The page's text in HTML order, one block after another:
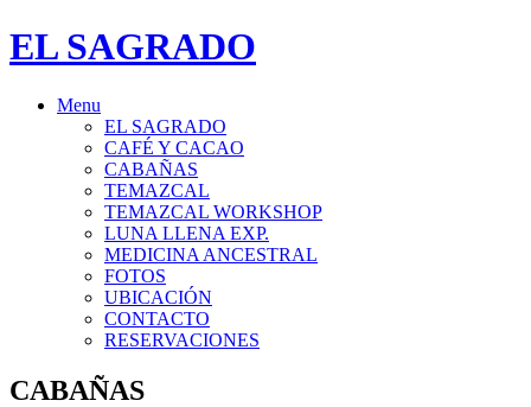
EL SAGRADO
Menu
EL SAGRADO
CAFÉ Y CACAO
CABAÑAS
TEMAZCAL
TEMAZCAL WORKSHOP
LUNA LLENA EXP.
MEDICINA ANCESTRAL
FOTOS
UBICACIÓN
CONTACTO
RESERVACIONES
CABAÑAS